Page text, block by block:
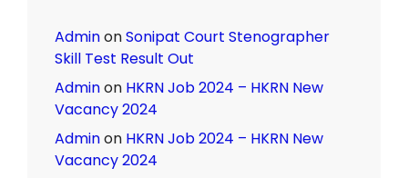
AdminonSonipat Court Stenographer
Skill Test Result Out
Adminon HKRN Job 2024 – HKRN New
Vacancy 2024
Adminon HKRN Job 2024 – HKRN New
Vacancy 2024